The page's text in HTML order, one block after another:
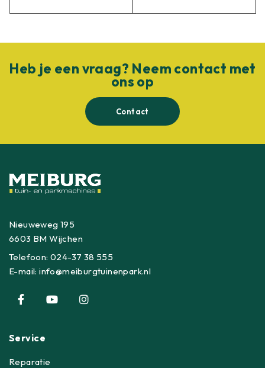
Heb je een vraag? Neem contact met
ons op
Contact
Nieuweweg 195
6603 BM Wijchen
Telefoon:024-37 38 555
E-mail:info@meiburgtuinenpark.nl
Service
Reparatie